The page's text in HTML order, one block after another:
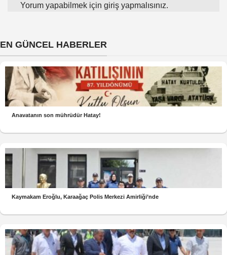
Yorum yapabilmek için giriş yapmalısınız.
EN GÜNCEL HABERLER
Anavatanın son mührüdür Hatay!
Kaymakam Eroğlu, Karaağaç Polis Merkezi Amirliği’nde